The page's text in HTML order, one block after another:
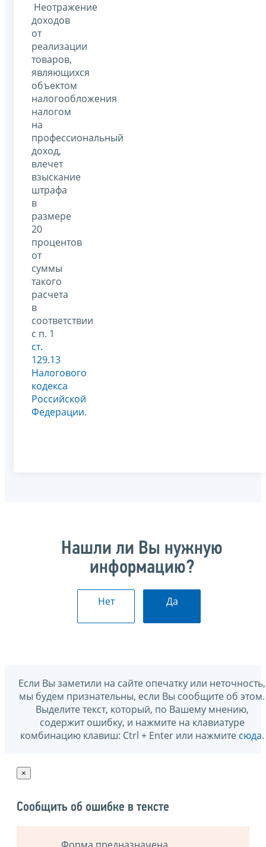
Неотражение
доходов
от
реализации
товаров,
являющихся
объектом
налогообложения
налогом
на
профессиональный
доход,
влечет
взыскание
штрафа
в
размере
20
процентов
от
суммы
такого
расчета
в
соответствии
с п. 1
ст.
129.13
Налогового
кодекса
Российской
Федерации.
Нашли ли Вы нужную
информацию?
Нет Да
Если Вы заметили на сайте опечатку или неточность,
мы будем признательны, если Вы сообщите об этом.
Выделите текст, который, по Вашему мнению,
содержит ошибку, и нажмите на клавиатуре
комбинацию клавиш: Ctrl + Enter или нажмите сюда.
×
Сообщить об ошибке в тексте